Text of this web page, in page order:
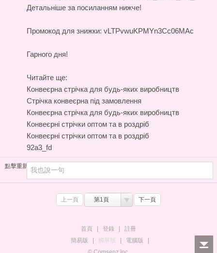
Детальніше за посиланням нижче!
Промокод для знижки: vLTPvwuKPMYn3Cc06MAc
Гарного дня!
Читайте ще:
Конвеєрна стрічка для будь-яких виробництв
Стрічка конвеєрна під замовлення
Конвеєрна стрічка для будь-яких виробництв
Конвеєрні стрічки оптом та в роздріб
Конвеєрні стрічки оптом та в роздріб
92a3_fd
點擊重新加載
上一頁 第1頁 下一頁
首頁 登錄
註冊
簡易版
觸屏版 電腦版